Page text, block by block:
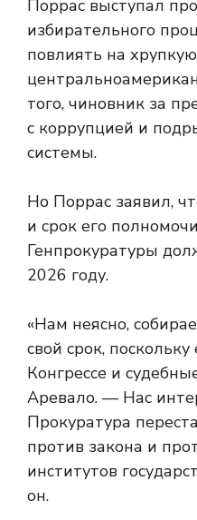
Поррас выступал
избирательного
повлиять на
того, чиновник за
с коррупцией и
системы.
Но Поррас заявил,
и срок его
Генпрокуратуры
2026 году.
«Нам неясно,
свой срок,
Конгрессе и
Аревало. — Нас
Прокуратура
против закона и
институтов
он.